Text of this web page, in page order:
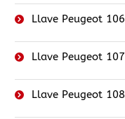
Llave Peugeot 106
Llave Peugeot 107
Llave Peugeot 108